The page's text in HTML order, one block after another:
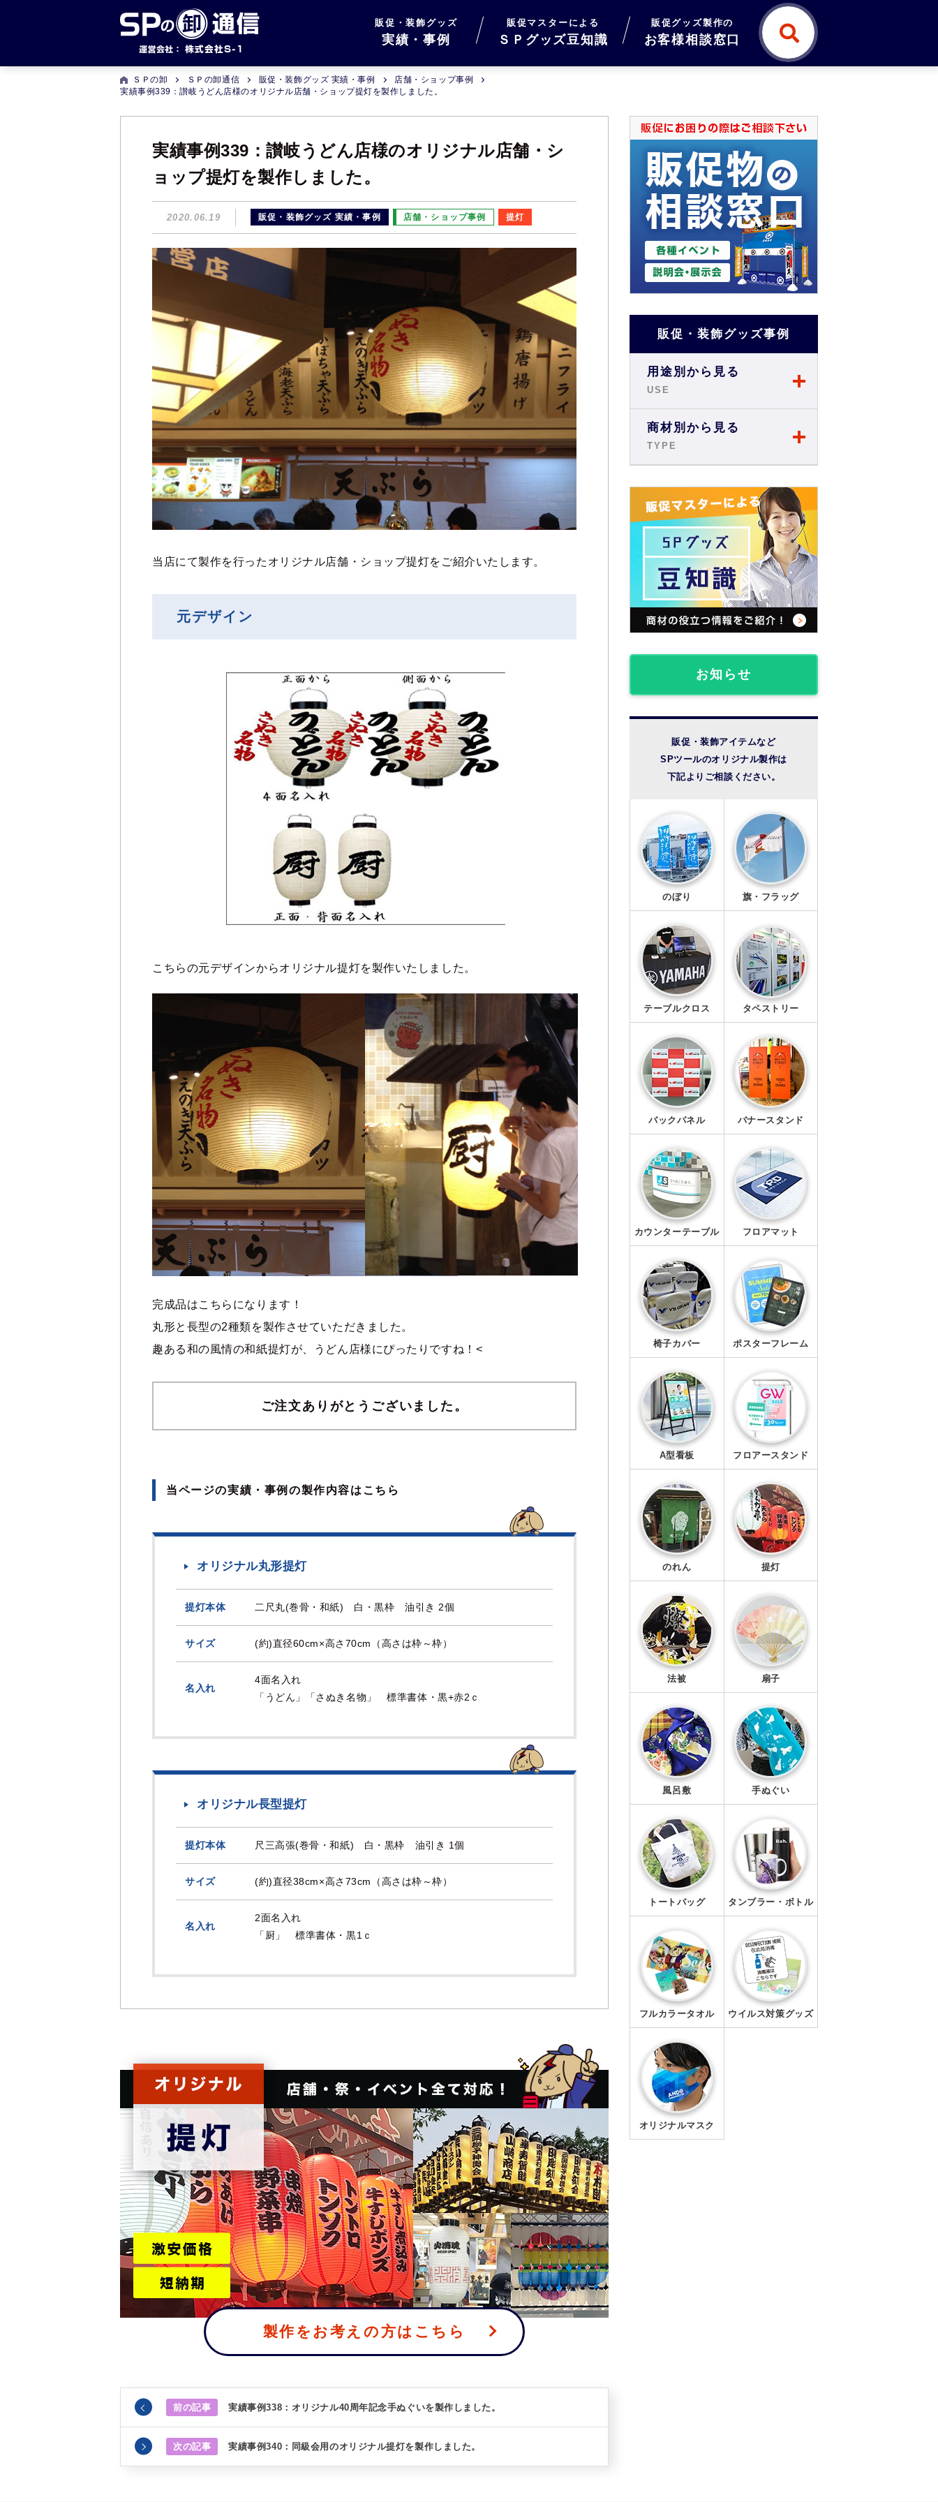
販促・装飾グッズ
実績・事例
販促マスターによる
ＳＰグッズ豆知識
販促グッズ製作の
お客様相談窓口
ＳＰの卸 ＳＰの卸通信 販促・装飾グッズ 実績・事例
店舗・ショップ事例
実績事例339：讃岐うどん店様のオリジナル店舗・ショップ提灯を製作しました。
実績事例339：讃岐うどん店様のオリジナル店舗・シ
ョップ提灯を製作しました。
2020.06.19 販促・装飾グッズ 実績・事例 店舗・ショップ事例 提灯
当店にて製作を行ったオリジナル店舗・ショップ提灯をご紹介いたします。
元デザイン
こちらの元デザインからオリジナル提灯を製作いたしました。
完成品はこちらになります！
丸形と長型の2種類を製作させていただきました。
趣ある和の風情の和紙提灯が、うどん店様にぴったりですね！<
ご注文ありがとうございました。
当ページの実績・事例の製作内容はこちら
オリジナル丸形提灯
提灯本体 二尺丸(巻骨・和紙) 白・黒枠 油引き 2個
サイズ (約)直径60cm×高さ70cm（高さは枠～枠）
名入れ
4面名入れ
「うどん」「さぬき名物」 標準書体・黒+赤2ｃ
オリジナル長型提灯
提灯本体 尺三高張(巻骨・和紙) 白・黒枠 油引き 1個
サイズ (約)直径38cm×高さ73cm（高さは枠～枠）
名入れ
2面名入れ
「厨」 標準書体・黒1ｃ
製作をお考えの方はこちら
前の記事 実績事例338：オリジナル40周年記念手ぬぐいを製作しました。
次の記事 実績事例340：同級会用のオリジナル提灯を製作しました。
販促・装飾グッズ事例
用途別から見る
USE
店舗・ショップ事例
展示会・説明会事例
お祭り事例
商店街・イベント事例
オフィス・現場事例
学校・スクール事例
団体・クラブ事例
ライブ観戦事例
温泉・宿泊施設
その他の事例
商材別から見る
TYPE
旗・フラッグ
テーブルクロス
バックパネル
バナースタンド
フロアマット
椅子カバー
のれん
法被・半纏
風呂敷
手ぬぐい
トートバッグ
幕・シート
タペストリー
シール・ステッカー
クリアファイル
マグネット
Ｔシャツ
ブルゾン
ワイシャツ
キャップ
エプロン
マスク
お知らせ
販促・装飾アイテムなど
SPツールのオリジナル製作は
下記よりご相談ください。
のぼり 旗・フラッグ
テーブルクロス タペストリー
バックパネル バナースタンド
カウンターテーブル フロアマット
椅子カバー ポスターフレーム
A型看板 フロアースタンド
のれん 提灯
法被 扇子
風呂敷 手ぬぐい
トートバッグ タンブラー・ボトル
フルカラータオル ウイルス対策グッズ
オリジナルマスク